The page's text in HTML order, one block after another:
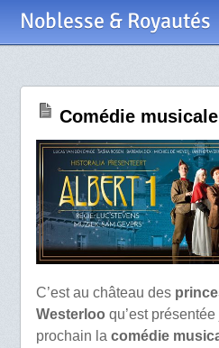
Noblesse & Royautés
Comédie
C’est au château des
Westerloo qu’est présentée
prochain la comédie